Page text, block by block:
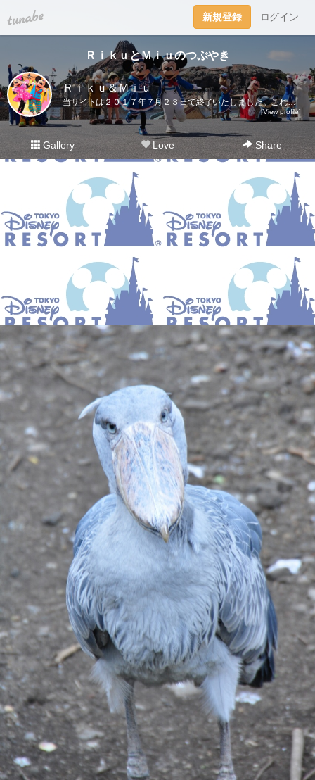
tuna.be 新規登録 ログイン
ＲｉｋｕとＭｉｕのつぶやき
Ｒｉｋｕ＆Ｍｉｕ
当サイトは２０１７年７月２３日で終了いたしました。これまでご愛読いただき、ありがとうございました。ディズニー大好き夫婦のＲｉｋｕ＆Ｍｉｕです。日々の他愛も無いことを呟きます。＜管理人＞Ｒｉｋｕ（夫）→妻の影響でディズニー好きになったにわかファンＭｉｕ（妻）→子供の頃から根っからのディズニー好きＤｉｓｎｅｙ Ｄｒｅａｍｓhttp://waltdisneymagic.blog135.fc2.com/２０１２年３月までＲｉｋｕ＆Ｍｉｕが運営していたディズニーブログです。
[View profile]
Gallery Love Share